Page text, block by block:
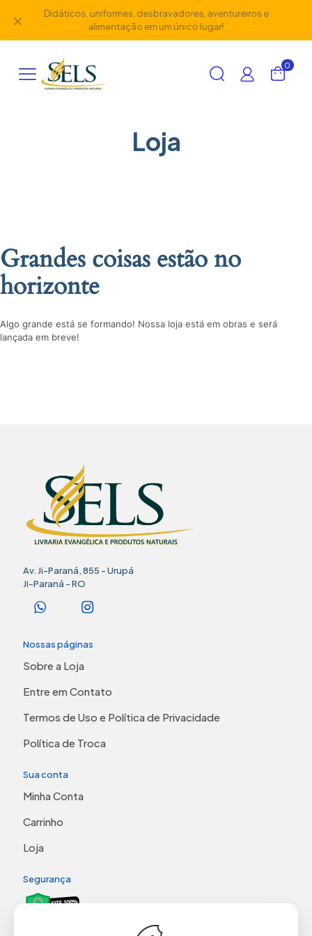
Didáticos, uniformes, desbravadores, aventureiros e
alimentação em um único lugar!
✕
0
Loja
Grandes coisas estão no
horizonte
Algo grande está se formando! Nossa loja está em obras e será
lançada em breve!
Av. Ji-Paraná, 855 - Urupá
Ji-Paraná - RO
Nossas páginas
Sobre a Loja
Entre em Contato
Termos de Uso e Política de Privacidade
Política de Troca
Sua conta
Minha Conta
Carrinho
Loja
Segurança